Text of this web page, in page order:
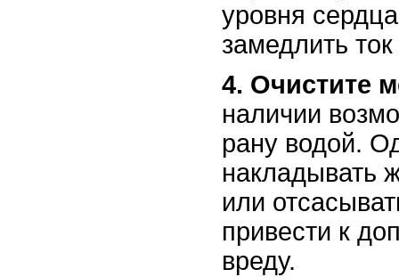
уровня
замедлить
4. Очистите
наличии
рану водой.
накладывать
или
привести к
вреду.